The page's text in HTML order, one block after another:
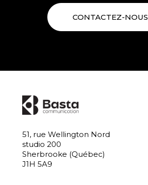
CONTACTEZ-NOUS
51, rue Wellington Nord
studio 200
Sherbrooke (Québec)
J1H 5A9